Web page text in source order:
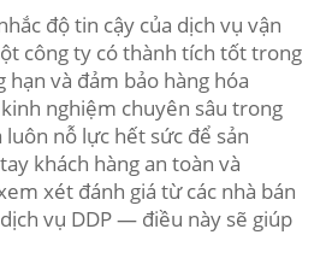
độ tin cậy của dịch vụ vận
công ty có thành tích tốt trong
hạn và đảm bảo hàng hóa
nghiệm chuyên sâu trong
luôn nỗ lực hết sức để sản
khách hàng an toàn và
xét đánh giá từ các nhà bán
vụ DDP — điều này sẽ giúp